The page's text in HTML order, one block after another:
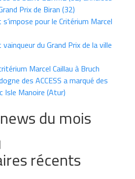
Prix de Biran (32)
pour le Critérium Marcel
du Grand Prix de la ville
Marcel Caillau à Bruch
des ACCESS a marqué des
Isle Manoire (Atur)
du mois
récents